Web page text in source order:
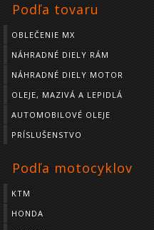
Podľa tovaru
OBLEČENIE MX
NÁHRADNÉ DIELY RÁM
NÁHRADNÉ DIELY MOTOR
OLEJE, MAZIVÁ A LEPIDLÁ
AUTOMOBILOVÉ OLEJE
PRÍSLUŠENSTVO
Podľa motocyklov
KTM
HONDA